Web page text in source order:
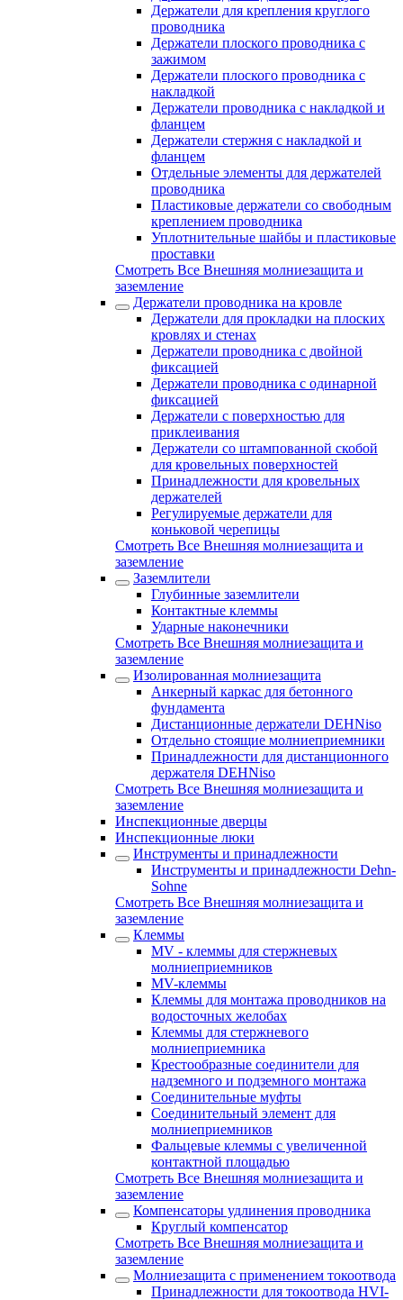
Держатели для крепления круглого
проводника
Держатели плоского проводника с
зажимом
Держатели плоского проводника с
накладкой
Держатели проводника с накладкой и
фланцем
Держатели стержня с накладкой и
фланцем
Отдельные элементы для держателей
проводника
Пластиковые держатели со свободным
креплением проводника
Уплотнительные шайбы и пластиковые
проставки
Смотреть Все Внешняя молниезащита и
заземление
Держатели проводника на кровле
Держатели для прокладки на плоских
кровлях и стенах
Держатели проводника с двойной
фиксацией
Держатели проводника с одинарной
фиксацией
Держатели с поверхностью для
приклеивания
Держатели со штампованной скобой
для кровельных поверхностей
Принадлежности для кровельных
держателей
Регулируемые держатели для
коньковой черепицы
Смотреть Все Внешняя молниезащита и
заземление
Заземлители
Глубинные заземлители
Контактные клеммы
Ударные наконечники
Смотреть Все Внешняя молниезащита и
заземление
Изолированная молниезащита
Анкерный каркас для бетонного
фундамента
Дистанционные держатели DEHNiso
Отдельно стоящие молниеприемники
Принадлежности для дистанционного
держателя DEHNiso
Смотреть Все Внешняя молниезащита и
заземление
Инспекционные дверцы
Инспекционные люки
Инструменты и принадлежности
Инструменты и принадлежности Dehn-
Sohne
Смотреть Все Внешняя молниезащита и
заземление
Клеммы
MV - клеммы для стержневых
молниеприемников
MV-клеммы
Клеммы для монтажа проводников на
водосточных желобах
Клеммы для стержневого
молниеприемника
Крестообразные соединители для
надземного и подземного монтажа
Соединительные муфты
Соединительный элемент для
молниеприемников
Фальцевые клеммы с увеличенной
контактной площадью
Смотреть Все Внешняя молниезащита и
заземление
Компенсаторы удлинения проводника
Круглый компенсатор
Смотреть Все Внешняя молниезащита и
заземление
Молниезащита с применением токоотвода
Принадлежности для токоотвода HVI-